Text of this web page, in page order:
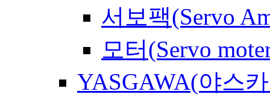
서보팩(Servo
모터(Servo
YASGAWA(야스